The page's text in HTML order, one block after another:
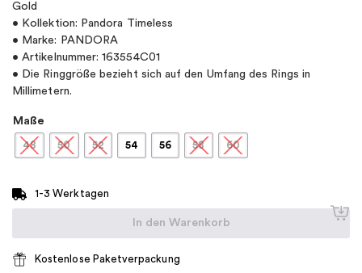
Gold
• Kollektion: Pandora Timeless
• Marke: PANDORA
• Artikelnummer: 163554C01
• Die Ringgröße bezieht sich auf den Umfang des Rings in
Millimetern.
Maße
48 50 52 54 56 58 60
1-3 Werktagen
In den Warenkorb
Kostenlose Paketverpackung